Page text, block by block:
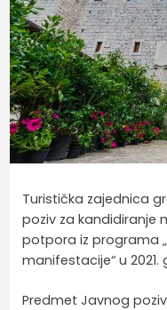
Turistička zajednica
poziv za kandidiranje
potpora iz programa
manifestacije“ u 2021.
Predmet Javnog